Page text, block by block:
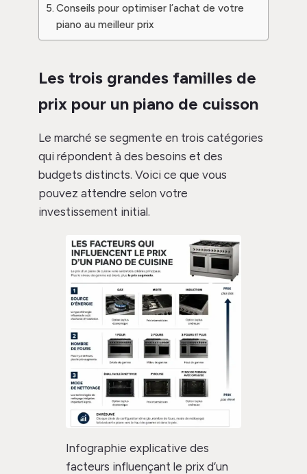
Conseils pour optimiser l’achat de votre
piano au meilleur prix
Les trois grandes familles de
prix pour un piano de cuisson
Le marché se segmente en trois catégories
qui répondent à des besoins et des
budgets distincts. Voici ce que vous
pouvez attendre selon votre
investissement initial.
Infographie explicative des
facteurs influençant le prix d’un